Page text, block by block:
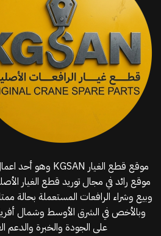
موقع رائد في مجال توريد قطع الغيار
وبيع وشراء الرافعات المستعملة بحالة
وبالأخص في الشرق الأوسط وشمال
على الجودة والخبرة